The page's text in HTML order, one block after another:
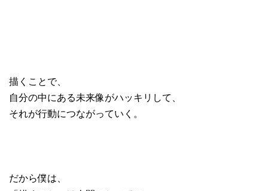
描くことで、
自分の中にある未来像がハッキリして、
それが行動につながっていく。
だから僕は、